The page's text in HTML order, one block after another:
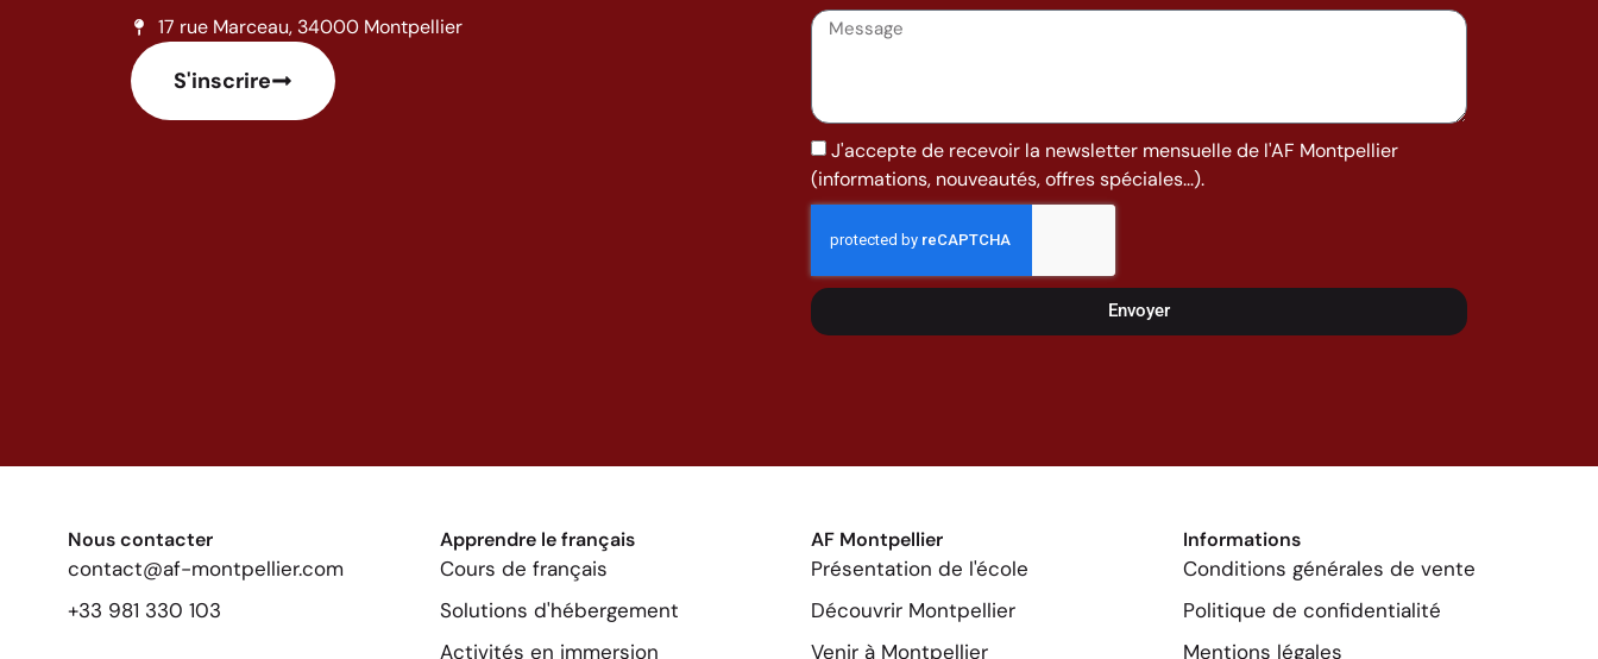
17 rue Marceau, 34000 Montpellier
S'inscrire
J'accepte de recevoir la newsletter mensuelle de l'AF Montpellier
(informations, nouveautés, offres spéciales...).
Envoyer
Nous contacter
contact@af-montpellier.com
+33 981 330 103
Apprendre le français
Cours de français
Solutions d'hébergement
Activités en immersion
AF Montpellier
Présentation de l'école
Découvrir Montpellier
Venir à Montpellier
Informations
Conditions générales de vente
Politique de confidentialité
Mentions légales